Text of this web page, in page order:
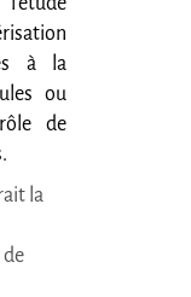
à la
ou
de
la